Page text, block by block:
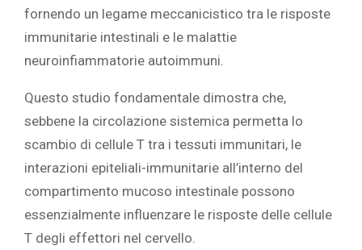
fornendo un legame meccanicistico tra le risposte
immunitarie intestinali e le malattie
neuroinfiammatorie autoimmuni.
Questo studio fondamentale dimostra che,
sebbene la circolazione sistemica permetta lo
scambio di cellule T tra i tessuti immunitari, le
interazioni epiteliali-immunitarie all’interno del
compartimento mucoso intestinale possono
essenzialmente influenzare le risposte delle cellule
T degli effettori nel cervello.